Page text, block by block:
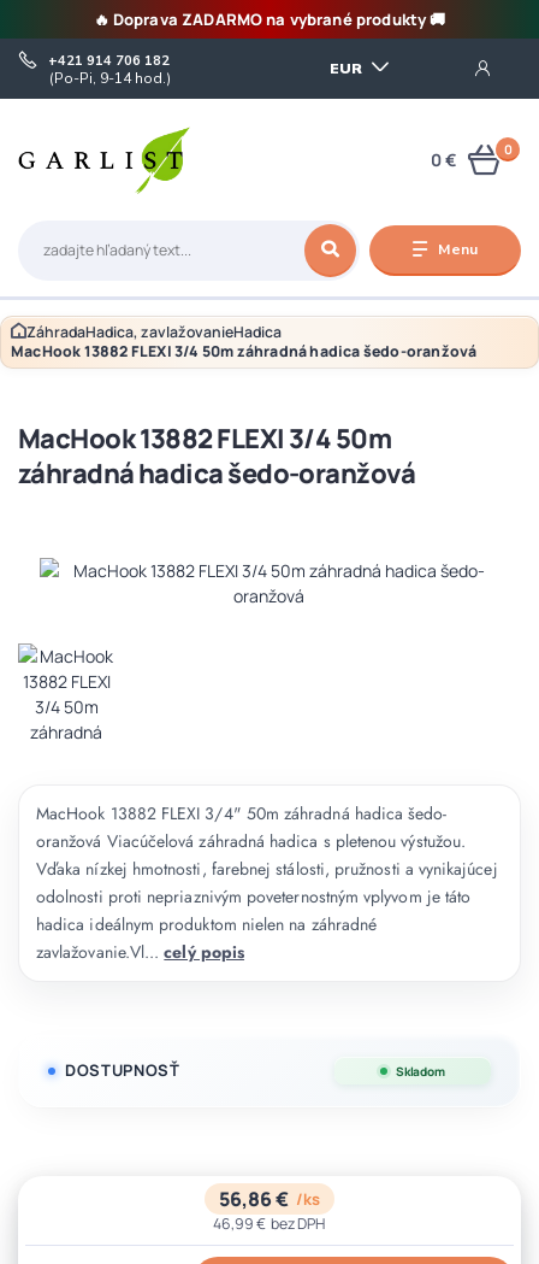
🔥 Doprava ZADARMO na vybrané produkty 🚚
Menu
EUR
+421 914 706 182
(Po-Pi, 9-14 hod.)
0
0 €
ZáhradaHadica, zavlažovanieHadica
MacHook 13882 FLEXI 3/4 50m záhradná hadica šedo-oranžová
MacHook 13882 FLEXI 3/4 50m
záhradná hadica šedo-oranžová
MacHook 13882 FLEXI 3/4" 50m záhradná hadica šedo-
oranžová Viacúčelová záhradná hadica s pletenou výstužou.
Vďaka nízkej hmotnosti, farebnej stálosti, pružnosti a vynikajúcej
odolnosti proti nepriaznivým poveternostným vplyvom je táto
hadica ideálnym produktom nielen na záhradné
zavlažovanie.Vl...celý popis
DOSTUPNOSŤ Skladom
56,86 € /ks
46,99 € bez DPH